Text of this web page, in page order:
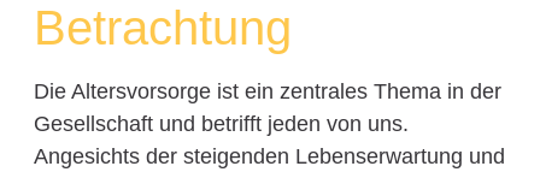
Betrachtung
Die Altersvorsorge ist ein zentrales Thema in der
Gesellschaft und betrifft jeden von uns.
Angesichts der steigenden Lebenserwartung und